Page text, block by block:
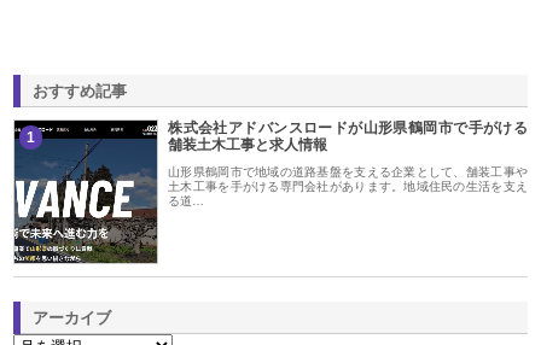
おすすめ記事
1
株式会社アドバンスロードが山形県鶴岡市で手がける
舗装土木工事と求人情報
山形県鶴岡市で地域の道路基盤を支える企業として、舗装工事や
土木工事を手がける専門会社があります。地域住民の生活を支え
る道…
アーカイブ